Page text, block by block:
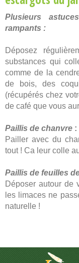
Plusieurs
rampants :
Déposez
substances qui
comme de la
de bois, des
(récupérés chez
de café que vous
Paillis de chanvre :
Pailler avec du
tout ! Ca leur colle
Paillis de feuilles
Déposer autour de
les limaces ne
naturelle !